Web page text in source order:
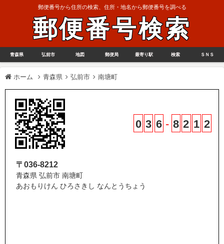
郵便番号から住所の検索、住所・地名から郵便番号を調べる
郵便番号検索
青森県 弘前市 地図 郵便局 最寄り駅 検索 ＳＮＳ
ホーム 青森県 弘前市 南塘町
0 3 6 - 8 2 1 2
〒036-8212
青森県 弘前市 南塘町
あおもりけん ひろさきし なんとうちょう